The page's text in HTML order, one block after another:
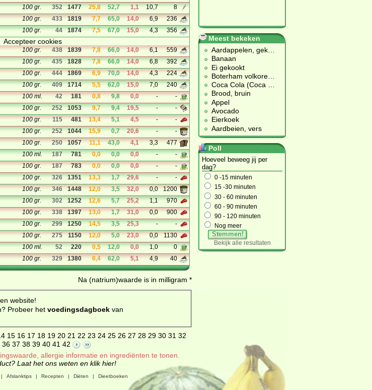
100 gr. 352 1477 25,8 52,7 1,1 10,7
8
100 gr. 433 1819 7,7 65,0 14,0 6,9
236
100 gr. 44 1874 7,5 67,0 15,0 4,3 356
Accepteer cookies
100 gr. 438 1839 7,8 66,0 14,0 6,1
559
100 gr. 435 1828 7,8 66,0 14,0 6,8
392
100 gr. 444 1869 6,9 70,0 14,0 4,3
224
100 gr. 409 1714 5,5 62,0 15,0 7,0
240
100 ml. 42 181 0,8 9,8 0,0 -
-
100 gr. 252 1053 9,7 9,4 19,5 -
-
100 gr. 115 481 13,4 5,1 4,5 -
-
100 gr. 252 1044 15,9 0,7 20,6 -
-
100 gr. 250 1057 11,1 43,0 4,1 3,3
477
100 ml. 187 781 0,0 0,0 0,0 -
-
100 gr. 187 783 0,0 0,0 0,0 -
-
100 gr. 326 1351 13,3 1,7 29,6 -
-
100 gr. 346 1448 12,0 3,5 32,0 0,0
1200
100 gr. 302 1252 12,6 5,7 25,2 1,1
970
100 gr. 338 1397 13,0 1,7 31,0 0,0
900
100 gr. 299 1250 14,5 3,5 25,3 -
-
100 gr. 275 1150 12,0 5,0 23,0 0,0
1130
100 ml. 52 220 0,5 12,0 0,0 1,0
0
100 gr. 329 1380 6,4 62,0 5,1 4,9 40
Na (natrium)waarde is in milligram *
website!
Probeer het voedingsdagboekvan
15 16 17 18 19 20 21 22 23 24 25 26 27 28 29 30 31 32
36 37 38 39 40 41 42
allergie informatie en ingrediënten te tonen.
Laat het ons weten en klik hier!
Meest bekeken
Aardappelen, gek
Banaan
Ei gekookt
Boterham volkore
Coca Cola (Coca
Brood, bruin
Appel
Avocado
Eierkoek
Aardbeien, vers
Poll
Hoeveel beweeg jij per
dag?
0 -15 minuten
15 -30 minuten
30 - 60 minuten
60 - 90 minuten
90 - 120 minuten
Nog meer
Stemmen!
Bekijk alle resultaten
| Afslanktips | Recepten | Diëten | Dieetboeken